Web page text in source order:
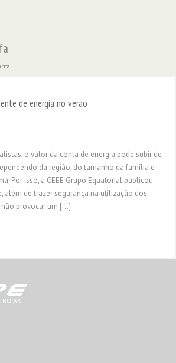
de energia no verão
o valor da conta de energia pode subir de
da região, do tamanho da família e
Por isso, a CEEE Grupo Equatorial publicou
além de trazer segurança na utilização dos
provocar um […]